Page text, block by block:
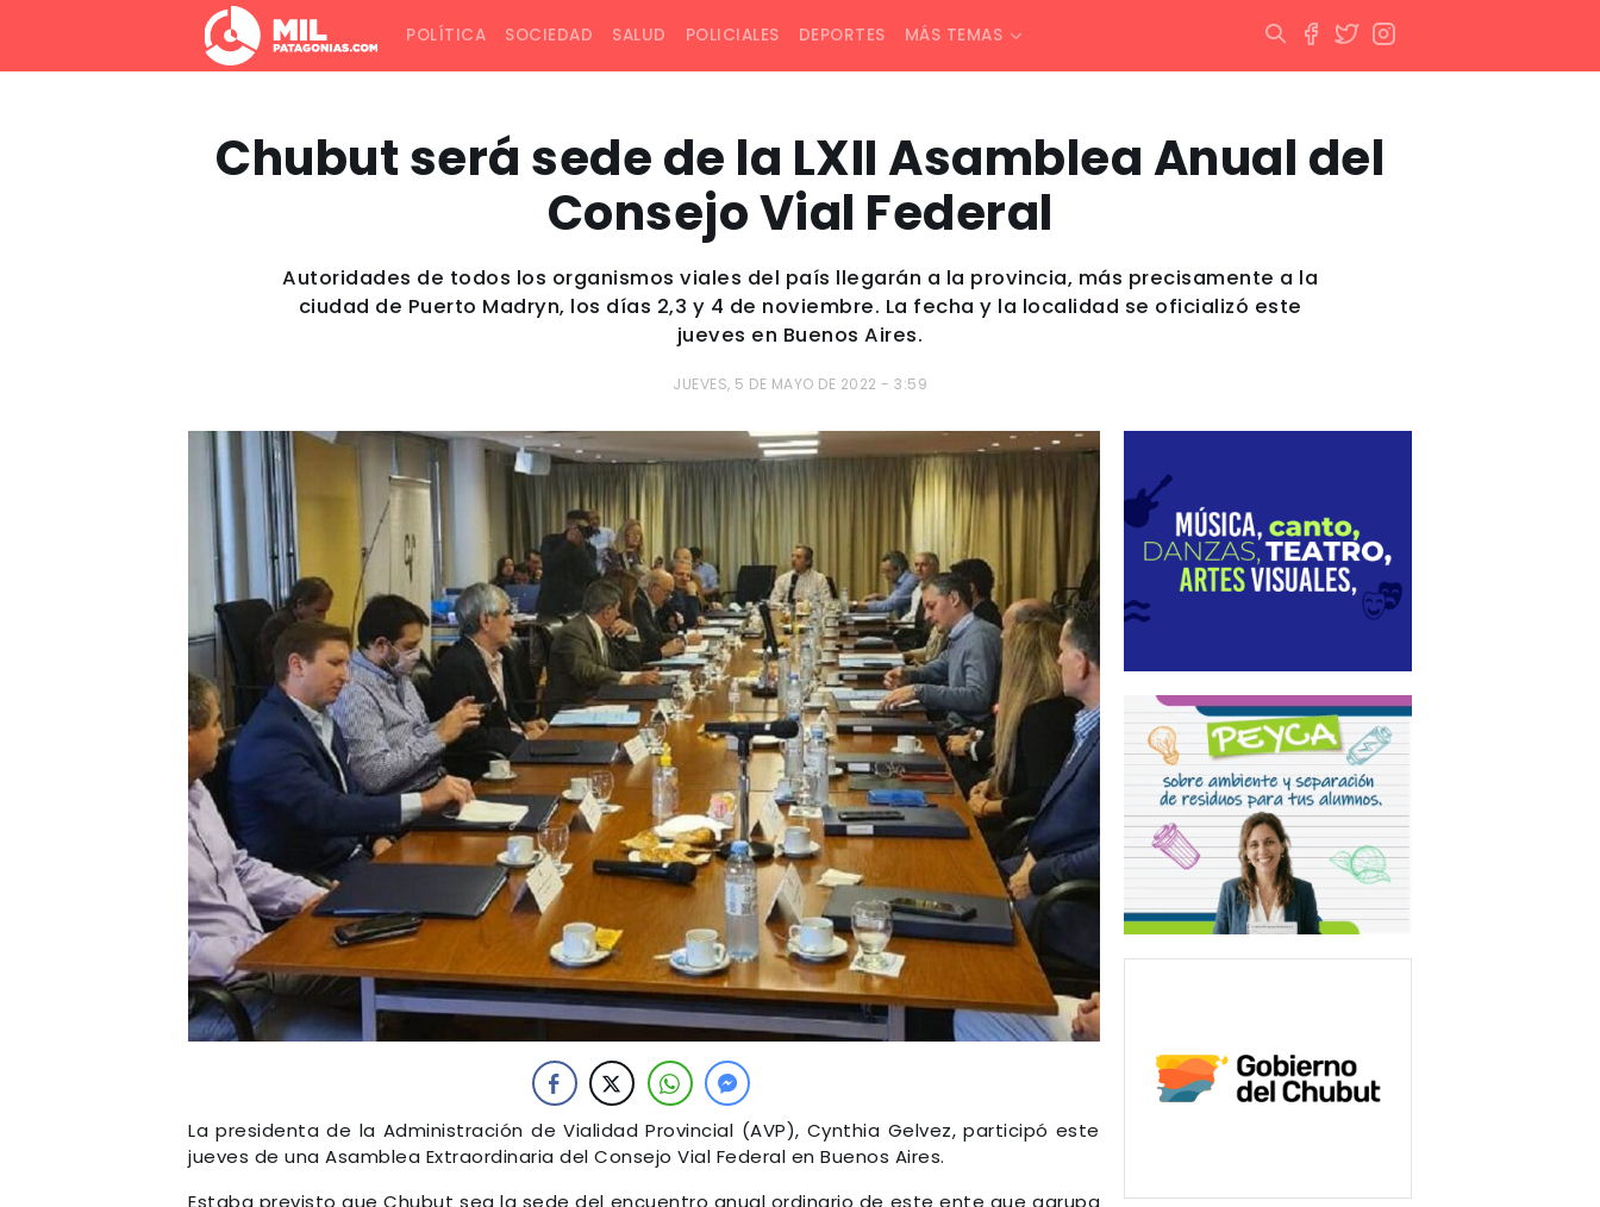
POLÍTICA SOCIEDAD SALUD POLICIALES DEPORTES MÁS TEMAS
Chubut será sede de la LXII Asamblea Anual del
Consejo Vial Federal
Autoridades de todos los organismos viales del país llegarán a la provincia, más precisamente a la
ciudad de Puerto Madryn, los días 2,3 y 4 de noviembre. La fecha y la localidad se oficializó este
jueves en Buenos Aires.
JUEVES, 5 DE MAYO DE 2022 - 3:59
La presidenta de la Administración de Vialidad Provincial (AVP), Cynthia Gelvez, participó este
jueves de una Asamblea Extraordinaria del Consejo Vial Federal en Buenos Aires.
Estaba previsto que Chubut sea la sede del encuentro anual ordinario de este ente que agrupa